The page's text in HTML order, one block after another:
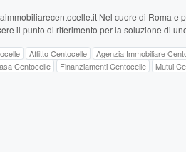
Roma
LO
Nel cuore di Roma e
il punto di riferimento per la soluzione di
Affitto Centocelle Agenzia Immobiliare
Centocelle
Finanziamenti Centocelle Mutui